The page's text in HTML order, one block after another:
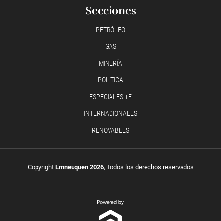
Secciones
PETRÓLEO
GAS
MINERÍA
POLÍTICA
ESPECIALES +E
INTERNACIONALES
RENOVABLES
Copyright Lmneuquen 2026, Todos los derechos reservados